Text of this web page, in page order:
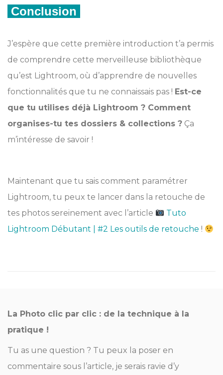
Conclusion
J’espère que cette première introduction t’a permis
de comprendre cette merveilleuse bibliothèque
qu’est Lightroom, où d’apprendre de nouvelles
fonctionnalités que tu ne connaissais pas ! Est-ce
que tu utilises déjà Lightroom ? Comment
organises-tu tes dossiers & collections ? Ça
m’intéresse de savoir !
Maintenant que tu sais comment paramétrer
Lightroom, tu peux te lancer dans la retouche de
tes photos sereinement avec l’article
Tuto
Lightroom Débutant | #2 Les outils de retouche !
La Photo clic par clic : de la technique à la
pratique !
Tu as une question ? Tu peux la poser en
commentaire sous l’article, je serais ravie d’y